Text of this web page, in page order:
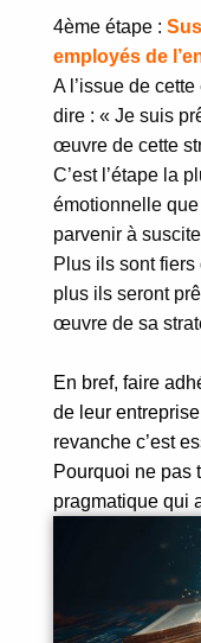
4ème étape :
employés de
A l’issue de
dire : « Je suis
œuvre de cette
C’est l’étape la
émotionnelle
parvenir à
Plus ils sont
plus ils seront
œuvre de sa
En bref, faire
de leur
revanche c’est
Pourquoi ne pas
pragmatique qui